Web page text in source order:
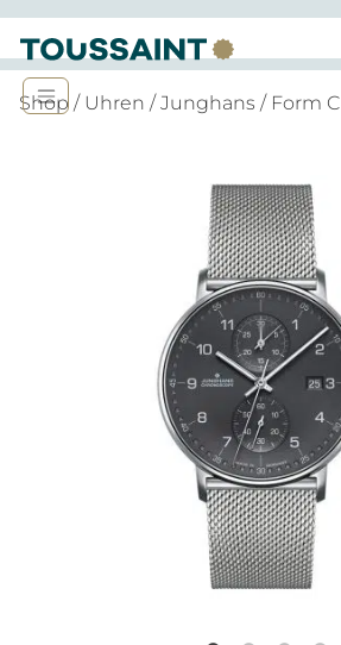
Shop / Uhren /Junghans / Form C